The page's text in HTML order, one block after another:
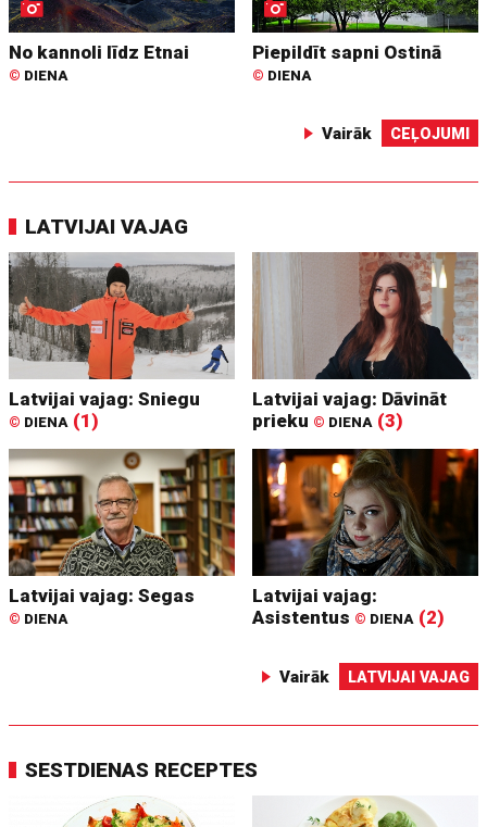
No kannoli līdz Etnai
© DIENA
Piepildīt sapni Ostinā
© DIENA
Vairāk CEĻOJUMI
LATVIJAI VAJAG
Latvijai vajag: Sniegu
© DIENA (1)
Latvijai vajag: Dāvināt
prieku © DIENA (3)
Latvijai vajag: Segas
© DIENA
Latvijai vajag:
Asistentus © DIENA (2)
Vairāk LATVIJAI VAJAG
SESTDIENAS RECEPTES